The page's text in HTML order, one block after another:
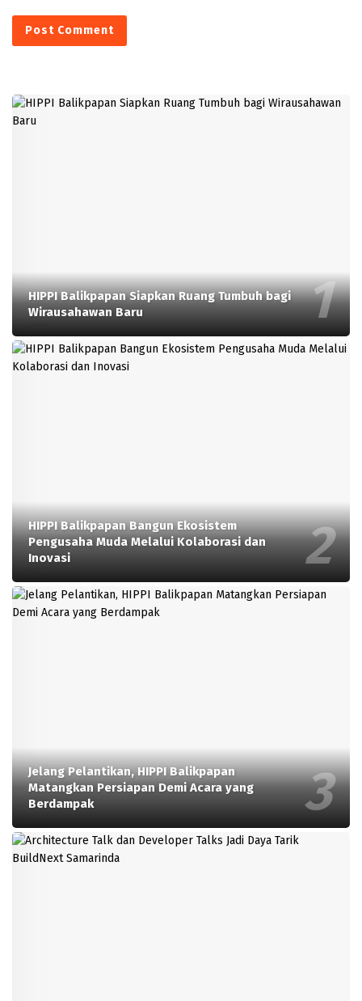
HIPPI Balikpapan Siapkan Ruang Tumbuh bagi
Wirausahawan Baru
HIPPI Balikpapan Bangun Ekosistem
Pengusaha Muda Melalui Kolaborasi dan
Inovasi
Jelang Pelantikan, HIPPI Balikpapan
Matangkan Persiapan Demi Acara yang
Berdampak